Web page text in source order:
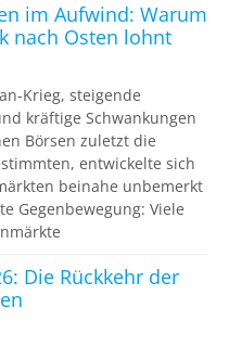
im Aufwind: Warum
nach Osten lohnt
Krieg, steigende
kräftige Schwankungen
Börsen zuletzt die
entwickelte sich
beinahe unbemerkt
Gegenbewegung: Viele
Die Rückkehr der